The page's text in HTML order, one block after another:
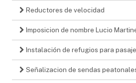
Reductores de velocidad
Imposicion de nombre Lucio
Instalación de refugios para
Señalizacion de sendas